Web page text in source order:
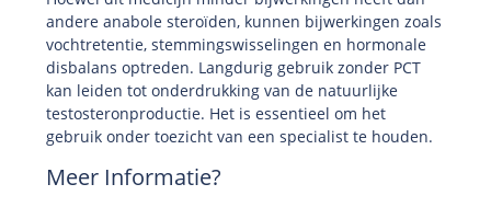
andere anabole steroïden, kunnen bijwerkingen zoals
vochtretentie, stemmingswisselingen en hormonale
disbalans optreden. Langdurig gebruik zonder PCT
kan leiden tot onderdrukking van de natuurlijke
testosteronproductie. Het is essentieel om het
gebruik onder toezicht van een specialist te houden.
Meer Informatie?